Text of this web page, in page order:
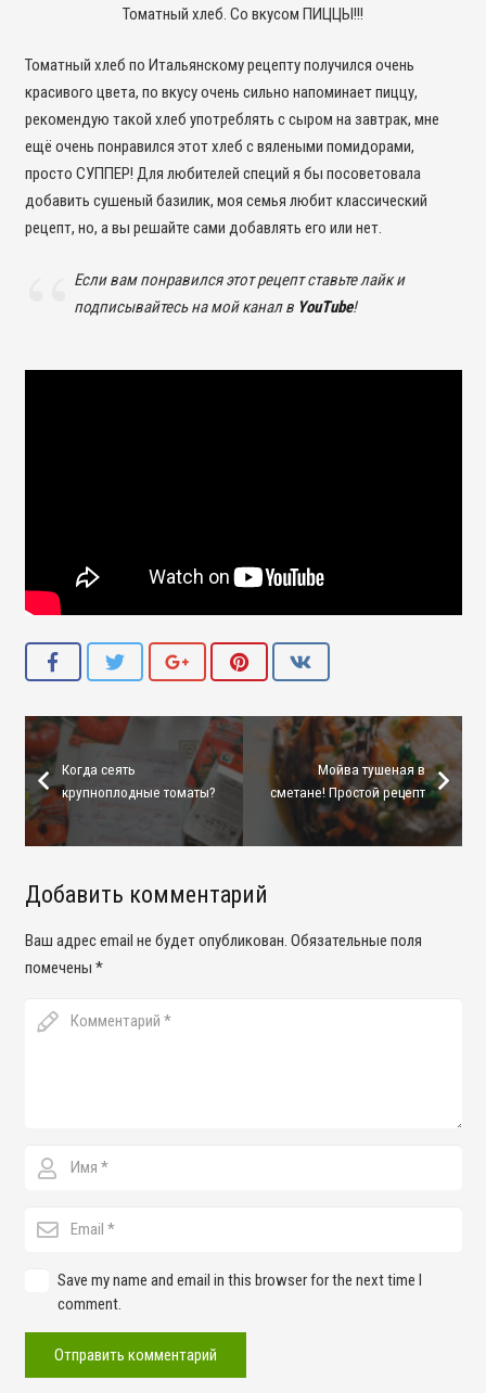
Томатный хлеб. Со вкусом ПИЦЦЫ!!!
Томатный хлеб по Итальянскому рецепту получился очень
красивого цвета, по вкусу очень сильно напоминает пиццу,
рекомендую такой хлеб употреблять с сыром на завтрак, мне
ещё очень понравился этот хлеб с вялеными помидорами,
просто СУППЕР! Для любителей специй я бы посоветовала
добавить сушеный базилик, моя семья любит классический
рецепт, но, а вы решайте сами добавлять его или нет.
Если вам понравился этот рецепт ставьте лайк и
подписывайтесь на мой канал в YouTube!
Мойва тушеная в
сметане! Простой рецепт
Когда сеять
крупноплодные томаты?
Добавить комментарий
Ваш адрес email не будет опубликован. Обязательные поля
помечены *
Save my name and email in this browser for the next time I
comment.
Отправить комментарий